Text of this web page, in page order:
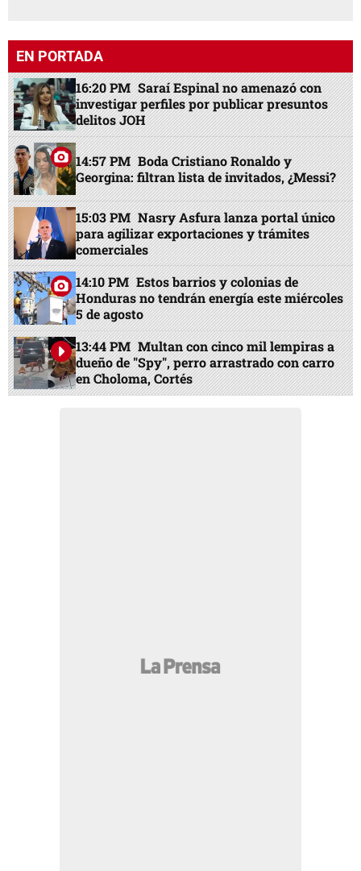
EN PORTADA
16:20 PM Saraí Espinal no amenazó con
investigar perfiles por publicar presuntos
delitos JOH
14:57 PM Boda Cristiano Ronaldo y
Georgina: filtran lista de invitados, ¿Messi?
15:03 PM Nasry Asfura lanza portal único
para agilizar exportaciones y trámites
comerciales
14:10 PM Estos barrios y colonias de
Honduras no tendrán energía este miércoles
5 de agosto
13:44 PM Multan con cinco mil lempiras a
dueño de "Spy", perro arrastrado con carro
en Choloma, Cortés